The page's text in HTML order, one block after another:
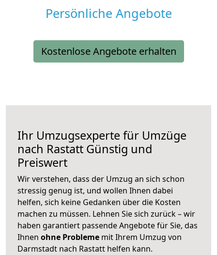
Persönliche Angebote
Kostenlose Angebote erhalten
Ihr Umzugsexperte für Umzüge
nach Rastatt Günstig und
Preiswert
Wir verstehen, dass der Umzug an sich schon
stressig genug ist, und wollen Ihnen dabei
helfen, sich keine Gedanken über die Kosten
machen zu müssen. Lehnen Sie sich zurück – wir
haben garantiert passende Angebote für Sie, das
Ihnen ohne Probleme mit Ihrem Umzug von
Darmstadt nach Rastatt helfen kann.